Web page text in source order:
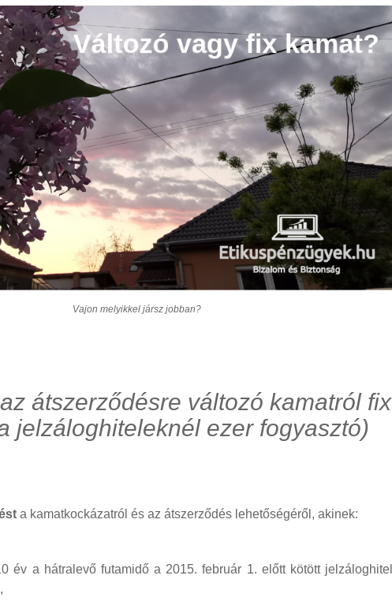
Vajon melyikkel jársz jobban?
átszerződésre változó kamatról fix
jelzáloghiteleknél ezer fogyasztó)
a kamatkockázatról és az átszerződés lehetőségéről, akinek:
év a hátralevő futamidő a 2015. február 1. előtt kötött jelzáloghitel